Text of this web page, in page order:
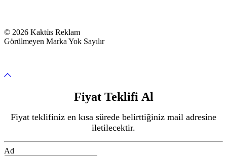
© 2026 Kaktüs Reklam
Görülmeyen Marka Yok Sayılır
Fiyat Teklifi Al
Fiyat teklifiniz en kısa sürede belirttiğiniz mail adresine
iletilecektir.
Ad